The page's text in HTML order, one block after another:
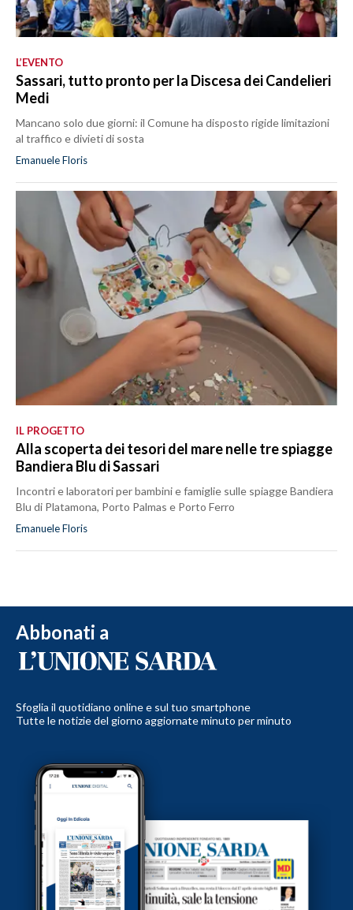
L’EVENTO
Sassari, tutto pronto per la Discesa dei Candelieri
Medi
Mancano solo due giorni: il Comune ha disposto rigide limitazioni
al traffico e divieti di sosta
Emanuele Floris
IL PROGETTO
Alla scoperta dei tesori del mare nelle tre spiagge
Bandiera Blu di Sassari
Incontri e laboratori per bambini e famiglie sulle spiagge Bandiera
Blu di Platamona, Porto Palmas e Porto Ferro
Emanuele Floris
Abbonati a
Sfoglia il quotidiano online e sul tuo smartphone
Tutte le notizie del giorno aggiornate minuto per minuto